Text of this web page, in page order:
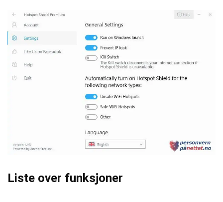
Liste over funksjoner